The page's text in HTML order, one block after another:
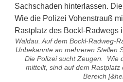
Waldau. Auf dem Bockl-Radweg-
Unbekannte an mehreren Stellen
Die Polizei sucht Zeugen. Wie
mitteilt, sind auf dem Rastplatz
Bereich